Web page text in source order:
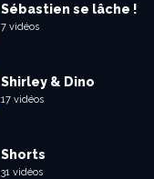
Sébastien se lâche !
7 vidéos
Shirley & Dino
17 vidéos
Shorts
31 vidéos